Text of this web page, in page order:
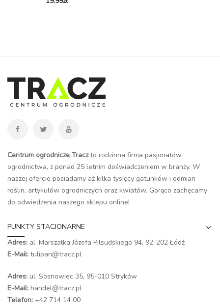
Centrum ogrodnicze Traczto rodzinna firma pasjonatów
ogrodnictwa, z ponad 25 letnim doświadczeniem w branży. W
naszej ofercie posiadamy aż kilka tysięcy gatunków i odmian
roślin, artykułów ogrodniczych oraz kwiatów. Gorąco zachęcamy
do odwiedzenia naszego sklepu online!
PUNKTY STACJONARNE
Adres: al. Marszałka Józefa Piłsudskiego 94, 92-202 Łódź
E-Mail: tulipan@tracz.pl
Adres: ul. Sosnowiec 35, 95-010 Stryków
E-Mail: handel@tracz.pl
Telefon: +42 714 14 00